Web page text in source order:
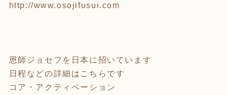
http://www.osojifusui.com
恩師ジョセフを日本に招いています
日程などの詳細はこちらです
コア・アクティベーション